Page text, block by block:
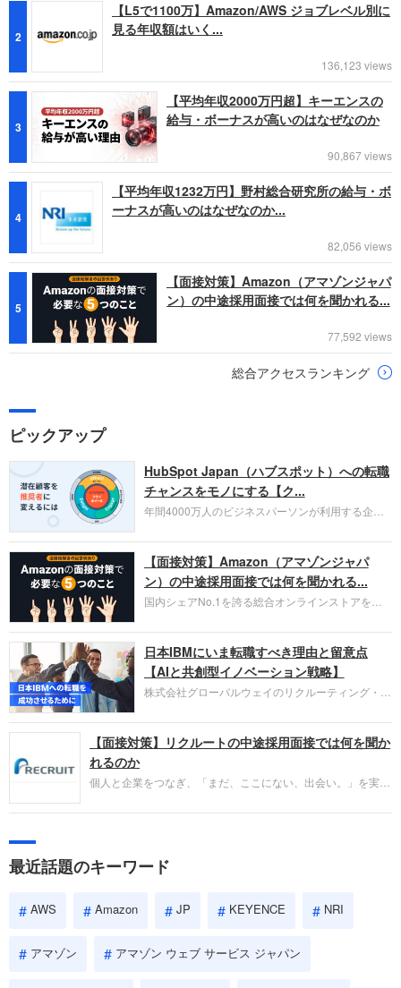
2
【L5で1100万】Amazon/AWS ジョブレベル別に
見る年収額はいく...
136,123 views
3
【平均年収2000万円超】キーエンスの
給与・ボーナスが高いのはなぜなのか
90,867 views
4
【平均年収1232万円】野村総合研究所の給与・ボ
ーナスが高いのはなぜなのか...
82,056 views
5
【面接対策】Amazon（アマゾンジャパ
ン）の中途採用面接では何を聞かれる...
77,592 views
総合アクセスランキング
ピックアップ
HubSpot Japan（ハブスポット）への転職
チャンスをモノにする【ク...
年間4000万人のビジネスパーソンが利用する企業
お勧めするイチオシ企業をご紹介します。今回はク
ラウド型CRMプラットフォームを提供する
HubSpot Japan（ハブスポット・ジャパン）株式会
社です。採用面接対策の企業研究にご活用くださ
い。
【面接対策】Amazon（アマゾンジャパ
ン）の中途採用面接では何を聞かれる...
国内シェアNo.1を誇る総合オンラインストアを運
圧倒的な存在感を持つAmazon。中途採用面接では
過去の具体的な業務成果やリーダーシップの発揮、
失敗からの学びが重視され、人間性やカルチャーフ
ィットも評価対象となり、長期的に成長できる仲間
であるかを多角的に審査されます。
日本IBMにいま転職すべき理由と留意点
【AIと共創型イノベーション戦略】
株式会社グローバルウェイのリクルーティング・パ
パーソンが利用する企業口コミサイト「キャリコ
ネ」の転職エージェントがお勧めするイチオシ企業
IBMです。採用面接対策の企業研究にご活用くださ
い。
【面接対策】リクルートの中途採用面接では何を聞か
れるのか
個人と企業をつなぎ、「まだ、ここにない、出会い。」を実現
やこれまでの成果を具体的に問われるほか、「人間性」も評価
しょう。
最近話題のキーワード
AWS Amazon JP KEYENCE NRI
アマゾン アマゾン ウェブ サービス ジャパン